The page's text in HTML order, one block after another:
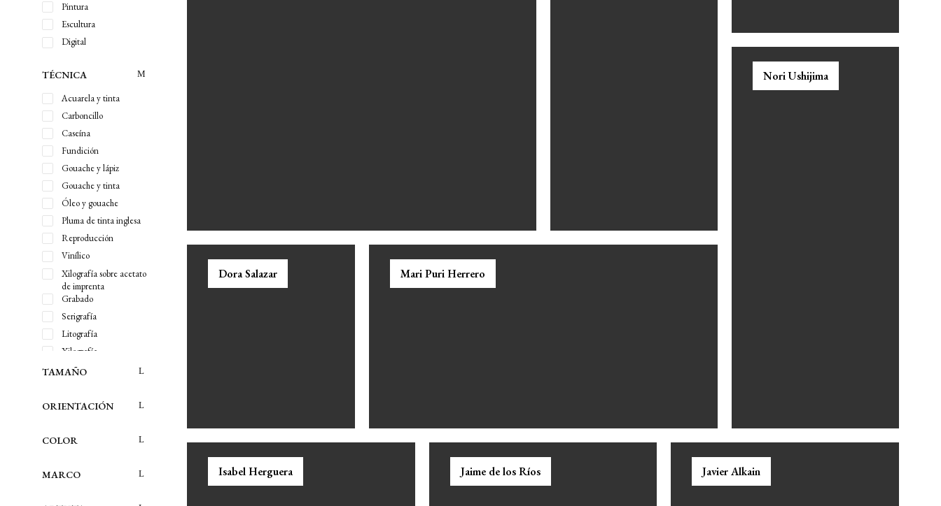
Pintura
Escultura
Digital
TÉCNICA
Acuarela y tinta
Carboncillo
Caseína
Fundición
Gouache y lápiz
Gouache y tinta
Óleo y gouache
Pluma de tinta inglesa
Reproducción
Vinílico
Xilografía sobre acetato
de imprenta
Grabado
Serigrafía
Litografía
Xilografía
Bolígrafo
Tinta
Acrílico
Óleo
TAMAÑO
ORIENTACIÓN
COLOR
MARCO
Nori Ushijima
Dora Salazar Mari Puri Herrero
Isabel Herguera Jaime de los Ríos Javier Alkain